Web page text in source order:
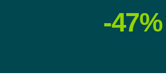
-47%